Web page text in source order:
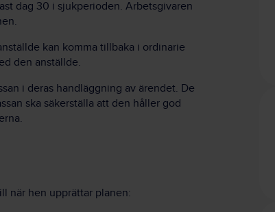
dag 30 i sjukperioden. Arbetsgivaren
kan komma tillbaka i ordinarie
den anställde.
i deras handläggning av ärendet. De
ska säkerställa att den håller god
när hen upprättar planen: